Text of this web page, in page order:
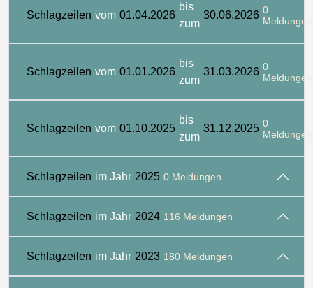
Schlagzeilen vom 01.04.2026
bis
zum
30.06.2026 0
Meldungen
Schlagzeilen vom 01.01.2026
bis
zum
31.03.2026 0
Meldungen
Schlagzeilen vom 01.10.2025
bis
zum
31.12.2025 0
Meldungen
Schlagzeilen im Jahr 2025 0 Meldungen
Schlagzeilen im Jahr 2024 116 Meldungen
Schlagzeilen im Jahr 2023 180 Meldungen